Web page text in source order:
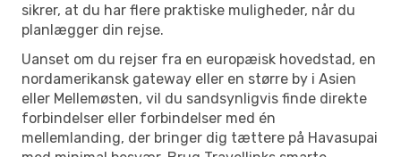
sikrer, at du har flere praktiske muligheder, når du
planlægger din rejse.
Uanset om du rejser fra en europæisk hovedstad, en
nordamerikansk gateway eller en større by i Asien
eller Mellemøsten, vil du sandsynligvis finde direkte
forbindelser eller forbindelser med én
mellemlanding, der bringer dig tættere på Havasupai